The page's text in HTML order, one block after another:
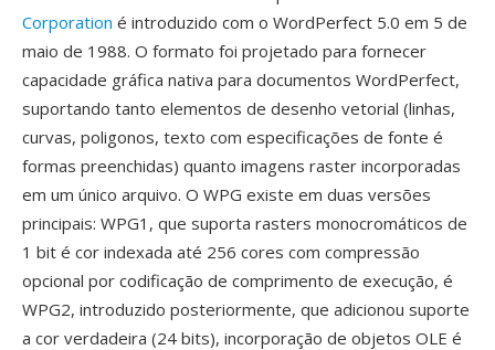
Corporation é introduzido com o WordPerfect 5.0 em 5 de
maio de 1988. O formato foi projetado para fornecer
capacidade gráfica nativa para documentos WordPerfect,
suportando tanto elementos de desenho vetorial (linhas,
curvas, poligonos, texto com especificações de fonte é
formas preenchidas) quanto imagens raster incorporadas
em um único arquivo. O WPG existe em duas versões
principais: WPG1, que suporta rasters monocromáticos de
1 bit é cor indexada até 256 cores com compressão
opcional por codificação de comprimento de execução, é
WPG2, introduzido posteriormente, que adicionou suporte
a cor verdadeira (24 bits), incorporação de objetos OLE é